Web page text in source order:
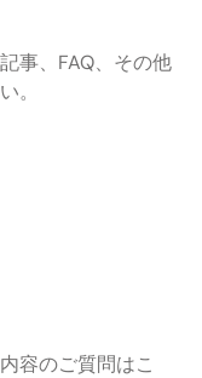
事、FAQ、その他
。
容のご質問はこ